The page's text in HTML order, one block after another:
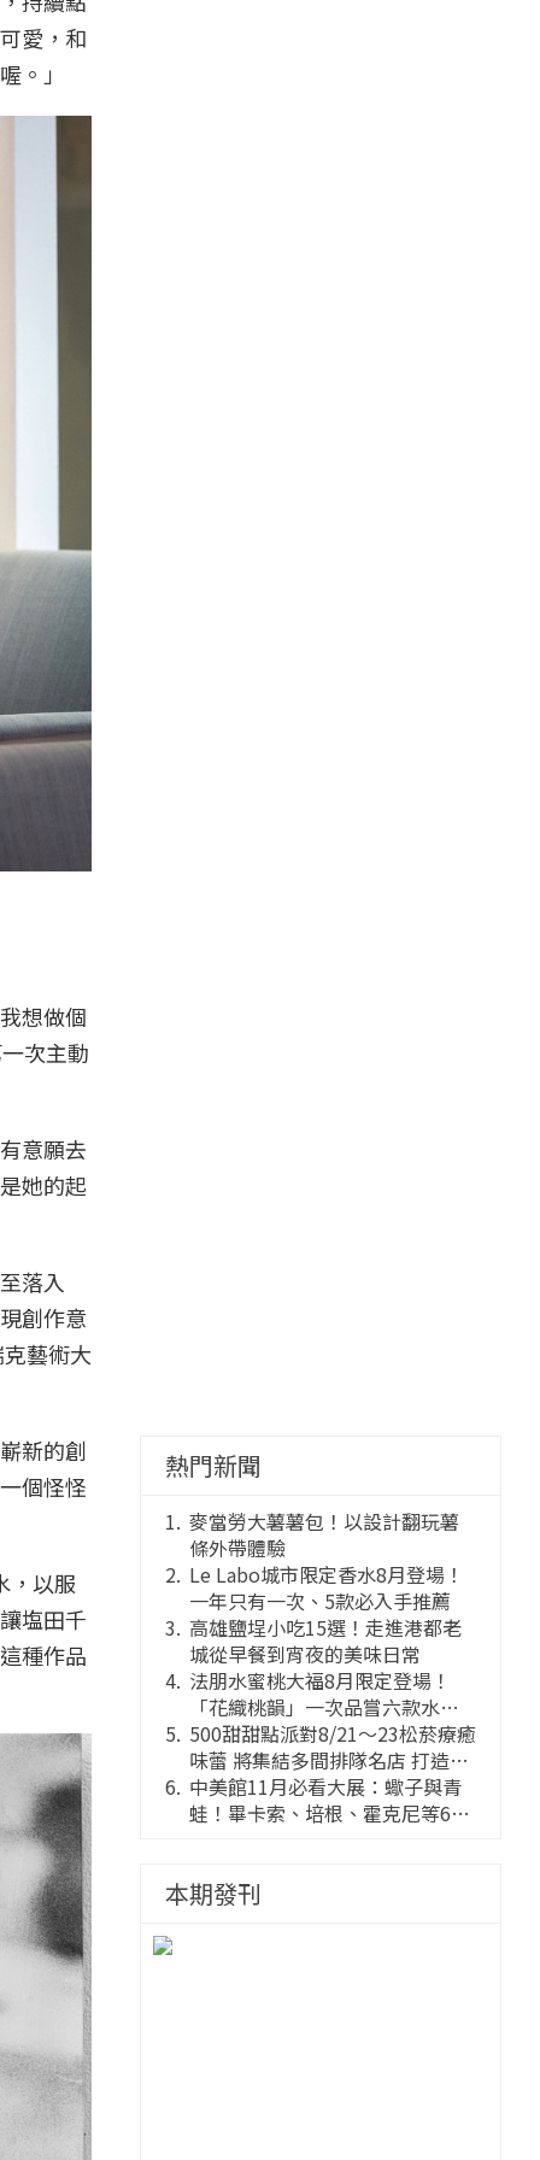
愛，和
。」
想做個
次主動
意願去
她的起
落入
創作意
藝術大
新的創
個怪怪
，以服
塩田千
種作品
熱門新聞
麥當勞大薯薯包！以設計翻玩薯
條外帶體驗
Le Labo城市限定香水8月登場！
一年只有一次、5款必入手推薦
高雄鹽埕小吃15選！走進港都老
城從早餐到宵夜的美味日常
法朋水蜜桃大福8月限定登場！
「花織桃韻」一次品嘗六款水蜜
桃花果大福
500甜甜點派對8/21～23松菸療癒
味蕾 將集結多間排隊名店 打造靈
感創意的舞台
中美館11月必看大展：蠍子與青
蛙！畢卡索、培根、霍克尼等66
本期發刊